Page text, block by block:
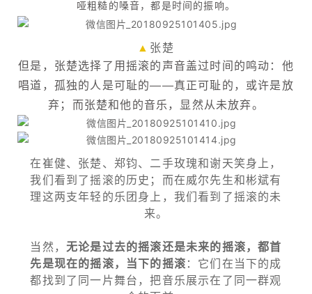
哑粗糙的嗓音，都是时间的振响。
▲ 张楚
但是，张楚选择了用摇滚的声音盖过时间的鸣动：他
唱道，孤独的人是可耻的——真正可耻的，或许是放
弃；而张楚和他的音乐，显然从未放弃。
在崔健、张楚、郑钧、二手玫瑰和谢天笑身上，
我们看到了摇滚的历史；而在威尔先生和彬斌有
理这两支年轻的乐团身上，我们看到了摇滚的未
来。
当然， 无论是过去的摇滚还是未来的摇滚，都首
先是现在的摇滚，当下的摇滚 ：它们在当下的成
都找到了同一片舞台，把音乐展示在了同一群观